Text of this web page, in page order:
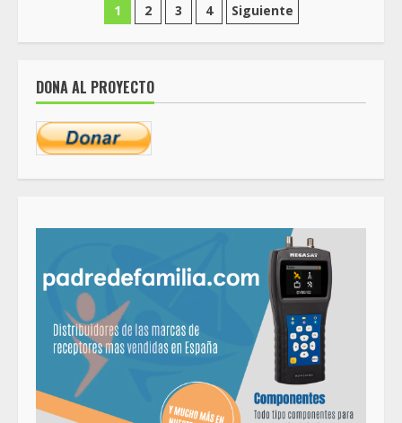
Paginación
de
entradas
1 2 3 4 Siguiente
DONA AL PROYECTO